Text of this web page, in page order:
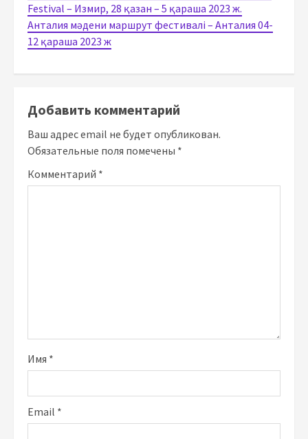
Festival – Измир, 28 қазан – 5 қараша 2023 ж.
Анталия мәдени маршрут фестивалі – Анталия 04-
12 қараша 2023 ж
Добавить комментарий
Ваш адрес email не будет опубликован.
Обязательные поля помечены *
Комментарий *
Имя *
Email *